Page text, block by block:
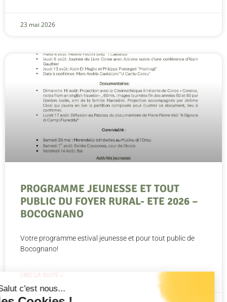
Salut c'est nous...
23 mai 2026
PROGRAMME JEUNESSE ET TOUT
PUBLIC DU FOYER RURAL- ETE 2026 –
BOCOGNANO
Votre programme estival jeunesse et pour tout public de
Bocognano!
LIRE LA SUITE »